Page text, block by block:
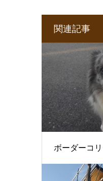
関連記事
ボーダーコ